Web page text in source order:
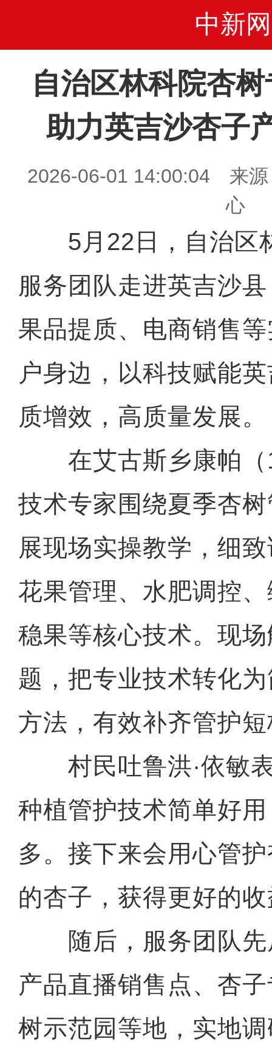
中新网
自治区林科院杏
助力英吉沙杏子
2026-06-01 14:00:04 来源
心
5月22日，自治区
服务团队走进英吉沙
果品提质、电商销售
户身边，以科技赋能
质增效，高质量发展。
在艾古斯乡康帕（
技术专家围绕夏季杏
展现场实操教学，细
花果管理、水肥调控
稳果等核心技术。现
题，把专业技术转化
方法，有效补齐管护
村民吐鲁洪·依敏表
种植管护技术简单好
多。接下来会用心管
的杏子，获得更好的
随后，服务团队先
产品直播销售点、杏
树示范园等地，实地